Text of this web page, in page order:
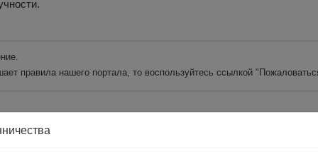
правила нашего портала, то воспользуйтесь ссылкой